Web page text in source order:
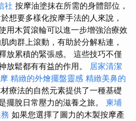
社 按摩油塗抹在所需的身體部位，
想要多樣化按摩手法的人來說，
用木質滾輪可以進一步增強治療效
肉群上滾動，有助於分解粘連，
放累積的緊張感。 這些技巧不僅
放鬆都有有益的作用。 居家清潔
精緻的外燴擺盤靈感 精緻美鼻的
療法的自然元素提供了一種基礎
擺脫日常壓力的滋養之旅。 柬埔
如果您選擇了圖力的木製按摩產